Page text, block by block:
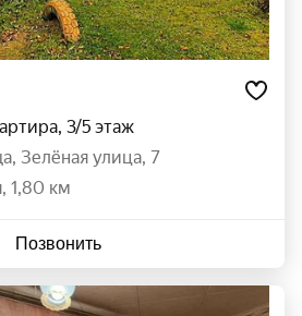
3/5 этаж
, Зелёная улица, 7
1,80 км
Позвонить